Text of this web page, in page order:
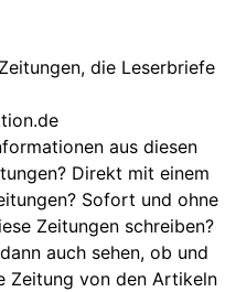
die Leserbriefe
aus diesen
Direkt mit einem
Sofort und ohne
Zeitungen schreiben?
auch sehen, ob und
Zeitung von den Artikeln